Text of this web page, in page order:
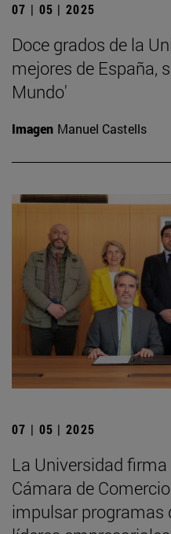
07 | 05 | 2025
Doce grados de la
mejores de España,
Mundo'
Imagen Manuel Castells
07 | 05 | 2025
La Universidad
Cámara de
impulsar programas